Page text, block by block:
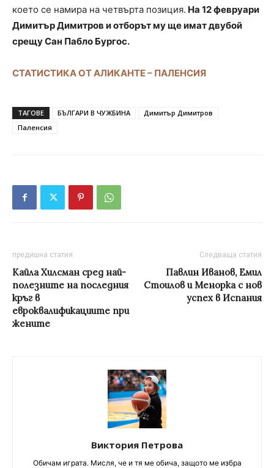
което се намира на четвърта позиция. На 12 февруари
Димитър Димитров и отборът му ще имат двубой
срещу Сан Пабло Бургос.
СТАТИСТИКА ОТ АЛИКАНТЕ – ПАЛЕНСИЯ
ТАГОВЕ БЪЛГАРИ В ЧУЖБИНА
Димитър Димитров
Паленсия
предишна статия
Кайла Хилсман сред най-
полезните на последния
кръг в
евроквалификациите при
жените
Следваща статия
Павлин Иванов, Емил
Стоилов и Менорка с нов
успех в Испания
Виктория Петрова
Обичам играта. Мисля, че и тя ме обича, защото ме избра